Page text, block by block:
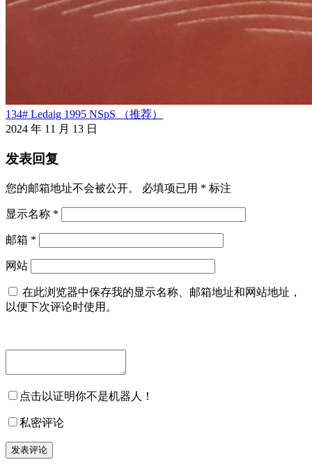
134# Ledaig 1995 NSpS （推荐）
2024 年 11 月 13 日
发表回复
您的邮箱地址不会被公开。 必填项已用 * 标注
显示名称 *
邮箱 *
网站
在此浏览器中保存我的显示名称、邮箱地址和网站地址，
以便下次评论时使用。
点击以证明你不是机器人！
私密评论